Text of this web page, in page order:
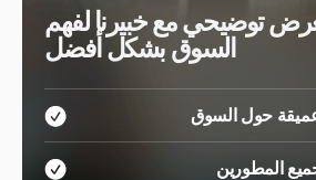
توضيحي مع خبيرنا لفهم
السوق بشكل أفضل
حول السوق
المطورين